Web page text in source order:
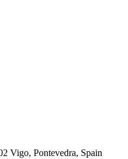
Vigo, Pontevedra, Spain